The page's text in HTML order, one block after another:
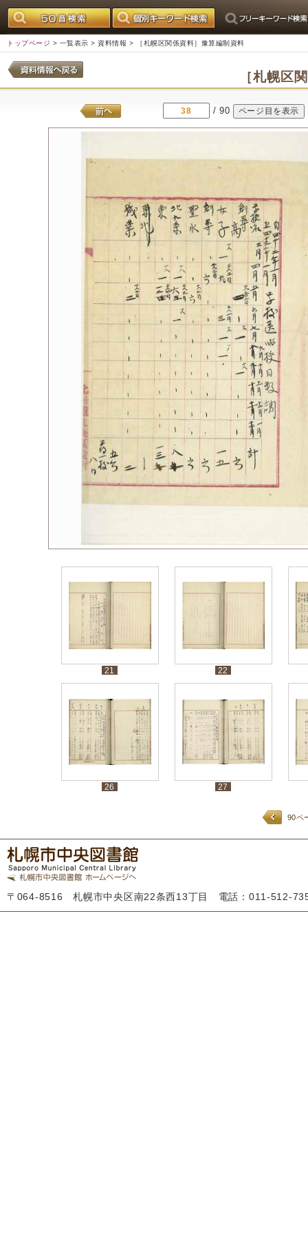
トップページ > 一覧表示 > 資料情報 > ［札幌区関係資料］豫算編制資料
［札幌区
/ 90
21 22
26 27
90ペ
〒064-8516 札幌市中央区南22条西13丁目 電話：011-512-